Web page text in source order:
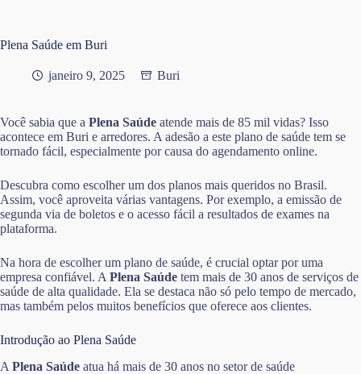
Plena Saúde em Buri
janeiro 9, 2025 Buri
Você sabia que a Plena Saúde atende mais de 85 mil vidas? Isso
acontece em Buri e arredores. A adesão a este plano de saúde tem se
tornado fácil, especialmente por causa do agendamento online.
Descubra como escolher um dos planos mais queridos no Brasil.
Assim, você aproveita várias vantagens. Por exemplo, a emissão de
segunda via de boletos e o acesso fácil a resultados de exames na
plataforma.
Na hora de escolher um plano de saúde, é crucial optar por uma
empresa confiável. A Plena Saúde tem mais de 30 anos de serviços de
saúde de alta qualidade. Ela se destaca não só pelo tempo de mercado,
mas também pelos muitos benefícios que oferece aos clientes.
Introdução ao Plena Saúde
A Plena Saúde atua há mais de 30 anos no setor de saúde